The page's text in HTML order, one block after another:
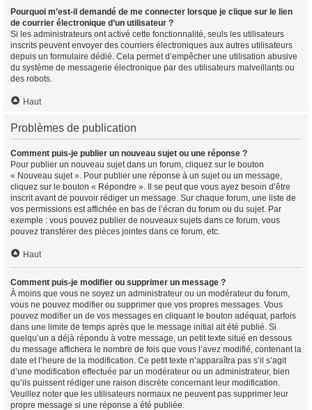
Pourquoi m’est-il demandé de me connecter lorsque je clique sur le lien
de courrier électronique d’un utilisateur ?
Si les administrateurs ont activé cette fonctionnalité, seuls les utilisateurs
inscrits peuvent envoyer des courriers électroniques aux autres utilisateurs
depuis un formulaire dédié. Cela permet d’empêcher une utilisation abusive
du système de messagerie électronique par des utilisateurs malveillants ou
des robots.
Haut
Problèmes de publication
Comment puis-je publier un nouveau sujet ou une réponse ?
Pour publier un nouveau sujet dans un forum, cliquez sur le bouton
« Nouveau sujet ». Pour publier une réponse à un sujet ou un message,
cliquez sur le bouton « Répondre ». Il se peut que vous ayez besoin d’être
inscrit avant de pouvoir rédiger un message. Sur chaque forum, une liste de
vos permissions est affichée en bas de l’écran du forum ou du sujet. Par
exemple : vous pouvez publier de nouveaux sujets dans ce forum, vous
pouvez transférer des pièces jointes dans ce forum, etc.
Haut
Comment puis-je modifier ou supprimer un message ?
À moins que vous ne soyez un administrateur ou un modérateur du forum,
vous ne pouvez modifier ou supprimer que vos propres messages. Vous
pouvez modifier un de vos messages en cliquant le bouton adéquat, parfois
dans une limite de temps après que le message initial ait été publié. Si
quelqu’un a déjà répondu à votre message, un petit texte situé en dessous
du message affichera le nombre de fois que vous l’avez modifié, contenant la
date et l’heure de la modification. Ce petit texte n’apparaîtra pas s’il s’agit
d’une modification effectuée par un modérateur ou un administrateur, bien
qu’ils puissent rédiger une raison discrète concernant leur modification.
Veuillez noter que les utilisateurs normaux ne peuvent pas supprimer leur
propre message si une réponse a été publiée.